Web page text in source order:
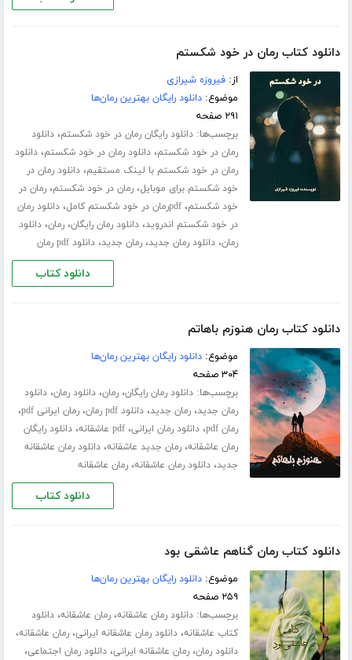
دانلود کتاب رمان در خود شکستم
از:فیروزه شیرازی
موضوع:دانلود رایگان بهترین رمان‌ها
۲۹۱ صفحه
برچسب‌ها:دانلود رایگان رمان در خود شکستم،دانلود
رمان در خود شکستم،دانلود رمان در خود شکستم،دانلود
رمان در خود شکستم با لینک مستقیم،دانلود رمان در
خود شکستم برای موبایل،رمان در خود شکستم،رمان در
خود شکستم،pdfرمان در خود شکستم کامل ،دانلود رمان
در خود شکستم اندروید،دانلود رمان رایگان،رمان،دانلود
رمان،دانلود رمان جدید،رمان جدید،دانلود pdf رمان
دانلود کتاب
دانلود کتاب رمان هنوزم باهاتم
موضوع:دانلود رایگان بهترین رمان‌ها
۳۰۴ صفحه
برچسب‌ها:دانلود رمان رایگان،رمان،دانلود رمان،دانلود
رمان جدید،رمان جدید،دانلود pdf رمان ،رمان ایرانی pdf ،
رمان pdf ،دانلود رمان ایرانی،pdf عاشقانه ،دانلود رایگان
رمان عاشقانه،رمان جدید عاشقانه،دانلود رمان عاشقانه
جدید،دانلود رمان عاشقانه،رمان عاشقانه
دانلود کتاب
دانلود کتاب رمان گناهم عاشقی بود
موضوع:دانلود رایگان بهترین رمان‌ها
۲۵۹ صفحه
برچسب‌ها:دانلود رمان عاشقانه،رمان عاشقانه،دانلود
کتاب عاشقانه،دانلود رمان عاشقانه ایرانی،رمان عاشقانه،
دانلود رمان،رمان عاشقانه ایرانی،دانلود رمان اجتماعی،